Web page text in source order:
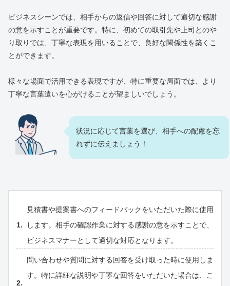
ビジネスシーンでは、相手からの返信や回答に対して適切な感謝
の意を示すことが重要です。特に、初めての取引先や上司とのや
り取りでは、丁寧な表現を用いることで、良好な関係性を築くこ
とができます。
様々な場面で活用できる表現ですが、特に重要な局面では、より
丁寧な言葉遣いを心がけることが望ましいでしょう。
状況に応じて言葉を選び、相手への配慮を忘
れずに伝えましょう！
見積書や提案書へのフィードバックをいただいた際に使用
します。相手の確認作業に対する感謝の意を示すことで、
ビジネスマナーとして適切な対応となります。
問い合わせや質問に対する回答を受け取った時に使用しま
す。特に詳細な説明や丁寧な回答をいただいた場合は、こ